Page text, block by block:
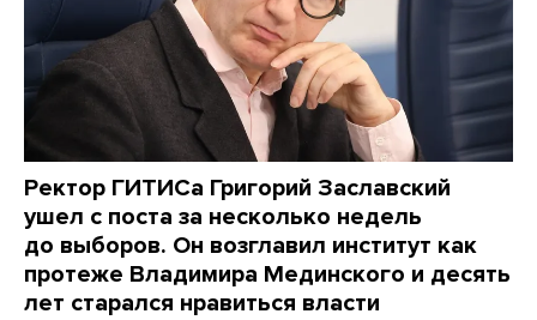
Ректор ГИТИСа Григорий Заславский
ушел с поста за несколько недель
до выборов. Он возглавил институт как
протеже Владимира Мединского и десять
лет старался нравиться власти